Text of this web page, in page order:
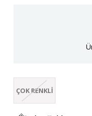
ÇOK RENKLI